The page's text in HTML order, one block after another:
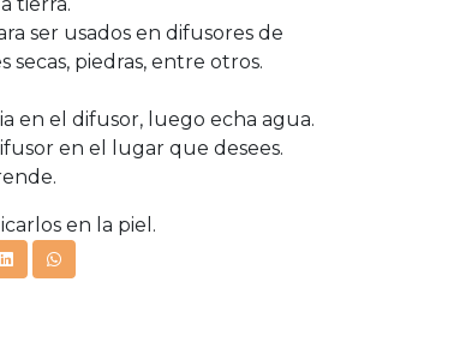
tierra.
ser usados en difusores de
secas, piedras, entre otros.
en el difusor, luego echa agua.
en el lugar que desees.
en la piel.